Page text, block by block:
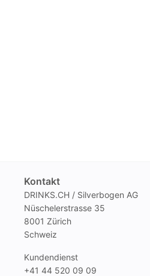
Kontakt
DRINKS.CH / Silverbogen AG
Nüschelerstrasse 35
8001 Zürich
Schweiz
Kundendienst
+41 44 520 09 09